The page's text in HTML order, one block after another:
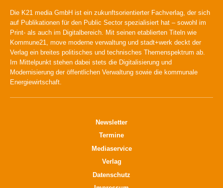
Die K21 media GmbH ist ein zukunftsorientierter Fachverlag, der sich
auf Publikationen für den Public Sector spezialisiert hat – sowohl im
Print- als auch im Digitalbereich. Mit seinen etablierten Titeln wie
Kommune21, move moderne verwaltung und stadt+werk deckt der
Verlag ein breites politisches und technisches Themenspektrum ab.
Im Mittelpunkt stehen dabei stets die Digitalisierung und
Modernisierung der öffentlichen Verwaltung sowie die kommunale
Energiewirtschaft.
Newsletter
Termine
Mediaservice
Verlag
Datenschutz